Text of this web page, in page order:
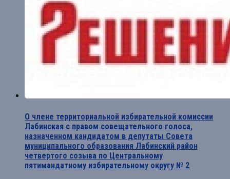
О члене территориальной избирательной комиссии
Лабинская с правом совещательного голоса,
назначенном кандидатом в депутаты Совета
муниципального образования Лабинский район
четвертого созыва по Центральному
пятимандатному избирательному округу № 2